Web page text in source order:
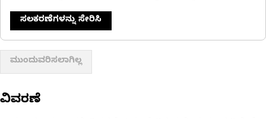
ಸಲಕರಣೆಗಳನ್ನು ಸೇರಿಸಿ
ಮುಂದುವರಿಸಲಾಗಿಲ್ಲ
ವಿವರಣೆ